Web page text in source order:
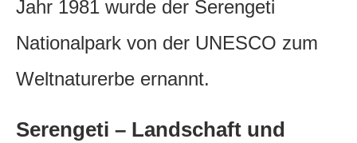
Jahr 1981 wurde der Serengeti
Nationalpark von der UNESCO zum
Weltnaturerbe ernannt.
Serengeti – Landschaft und